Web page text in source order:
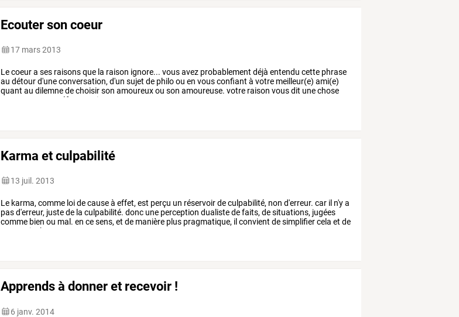
Ecouter son coeur
17 mars 2013
Lecoeura ses raisonsque la raison ignore... vousavez probablement déjà entendu cette phrase
au détourd'uneconversation, d'un sujet de philoou en vousconfiant à votre meilleur(e) ami(e)
quant au dilemnedechoisirson amoureuxou son amoureuse. votre raison vousdit unechose
réfute, vice
Karma et culpabilité
13 juil. 2013
Le karma, comme loidecauseà effet, est perçu un réservoirdeculpabilité, non d'erreur. car il n'ya
pasd'erreur, justede la culpabilité. donc une perception dualistedefaits, desituations, jugées
comme bien ou mal. en cesens, et de manière plus pragmatique, il convient desimplifiercela et de
percevoir
chaque
Apprends à donner et recevoir !
6 janv. 2014